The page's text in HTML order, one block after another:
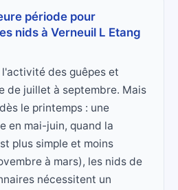
période pour
nids à Verneuil L Etang
des guêpes et
de juillet à septembre. Mais
le printemps : une
en mai-juin, quand la
plus simple et moins
à mars), les nids de
nécessitent un